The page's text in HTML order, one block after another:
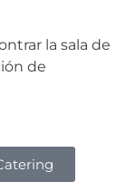
la sala de
de